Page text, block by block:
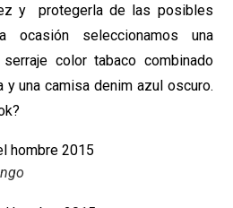
y protegerla de las posibles
seleccionamos una
color tabaco combinado
y una camisa denim azul oscuro.